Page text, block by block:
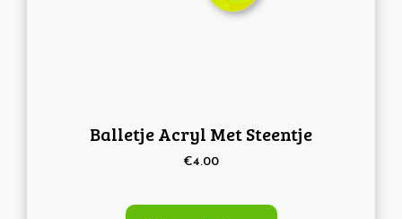
Balletje Acryl Met Steentje
€4.00